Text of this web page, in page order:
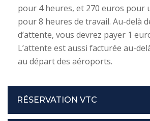
pour 4 heures, et 270 euros pour
pour 8 heures de travail. Au-delà
d’attente, vous devrez payer 1
L’attente est aussi facturée au-
au départ des aéroports.
RÉSERVATION VTC